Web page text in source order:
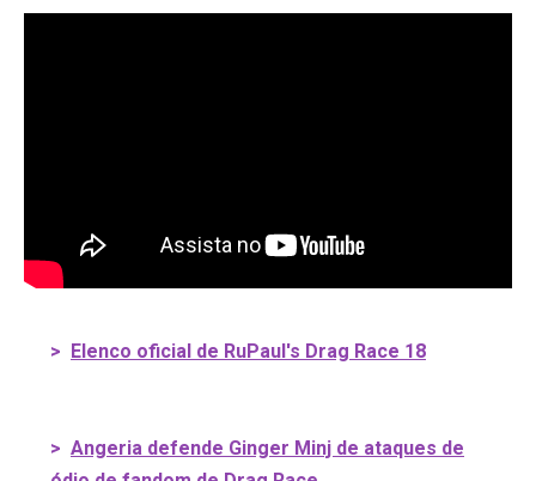
> Elenco oficial de RuPaul's Drag Race 18
> Angeria defende Ginger Minj de ataques de